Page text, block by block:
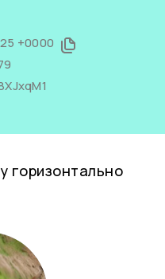
+0000
горизонтально